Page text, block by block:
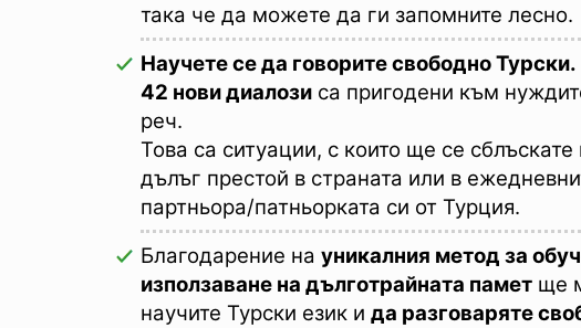
така че да можете да ги запомните лесно.
Научете се да говорите свободно Турски.
42 нови диалози са пригодени към
реч.
Това са ситуации, с които ще се
дълъг престой в страната или в
партньора/патньорката си от Турция.
Благодарение на уникалния метод за
използаване на дълготрайната памет ще
научите Турски език и да разговаряте